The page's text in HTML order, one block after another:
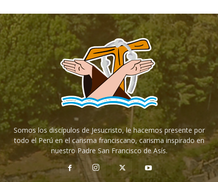
Somos los discípulos de Jesucristo, le hacemos presente por
todo el Perú en el carisma franciscano, carisma inspirado en
nuestro Padre San Francisco de Asís.